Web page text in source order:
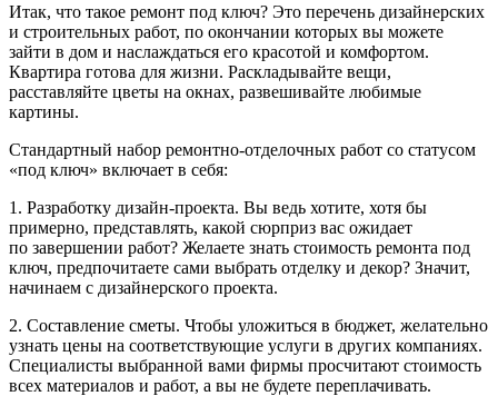
Итак, что такое ремонт под ключ? Это перечень дизайнерских
и строительных работ, по окончании которых вы можете
зайти в дом и наслаждаться его красотой и комфортом.
Квартира готова для жизни. Раскладывайте вещи,
расставляйте цветы на окнах, развешивайте любимые
картины.
Стандартный набор ремонтно-отделочных работ со статусом
«под ключ» включает в себя:
1. Разработку дизайн-проекта. Вы ведь хотите, хотя бы
примерно, представлять, какой сюрприз вас ожидает
по завершении работ? Желаете знать стоимость ремонта под
ключ, предпочитаете сами выбрать отделку и декор? Значит,
начинаем с дизайнерского проекта.
2. Составление сметы. Чтобы уложиться в бюджет, желательно
узнать цены на соответствующие услуги в других компаниях.
Специалисты выбранной вами фирмы просчитают стоимость
всех материалов и работ, а вы не будете переплачивать.